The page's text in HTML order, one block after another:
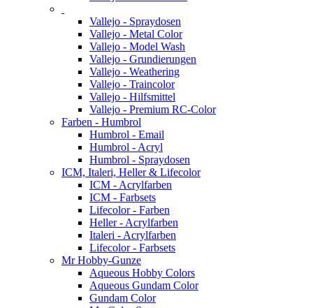
Vallejo - Spraydosen
Vallejo - Metal Color
Vallejo - Model Wash
Vallejo - Grundierungen
Vallejo - Weathering
Vallejo - Traincolor
Vallejo - Hilfsmittel
Vallejo - Premium RC-Color
Farben - Humbrol
Humbrol - Email
Humbrol - Acryl
Humbrol - Spraydosen
ICM, Italeri, Heller & Lifecolor
ICM - Acrylfarben
ICM - Farbsets
Lifecolor - Farben
Heller - Acrylfarben
Italeri - Acrylfarben
Lifecolor - Farbsets
Mr Hobby-Gunze
Aqueous Hobby Colors
Aqueous Gundam Color
Gundam Color